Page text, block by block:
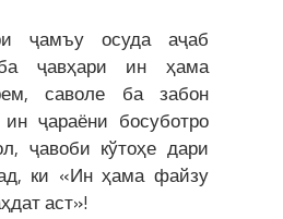
ҷамъу осуда аҷаб
ҷавҳари ин ҳама
саволе ба забон
ҷараёни босуботро
ҷавоби кўтоҳе дари
ки «Ин ҳама файзу
аст»!